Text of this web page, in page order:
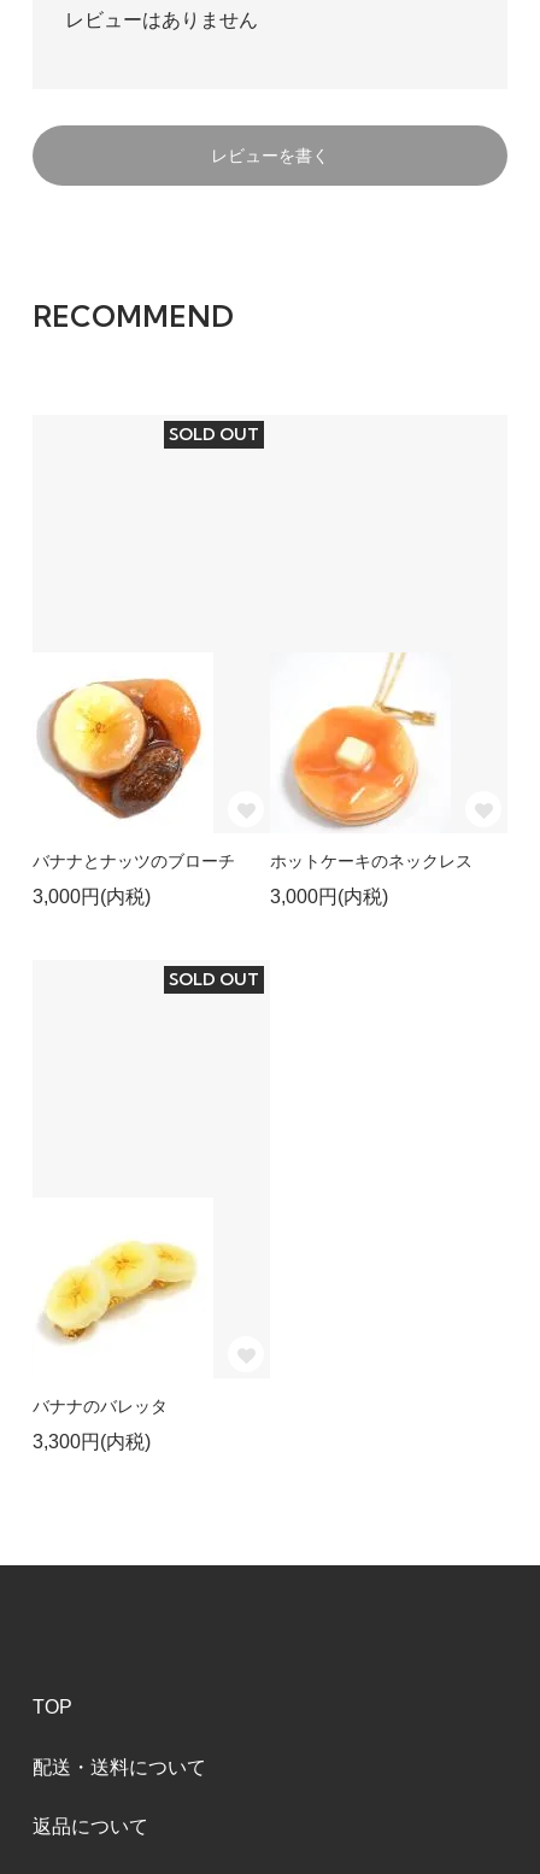
レビューはありません
レビューを書く
RECOMMEND
SOLD OUT
バナナとナッツのブローチ
3,000円(内税)
ホットケーキのネックレス
3,000円(内税)
SOLD OUT
バナナのバレッタ
3,300円(内税)
TOP
配送・送料について
返品について